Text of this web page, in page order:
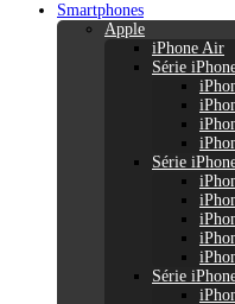
Smartphones
Apple
iPhone Air
Série
Série
Série